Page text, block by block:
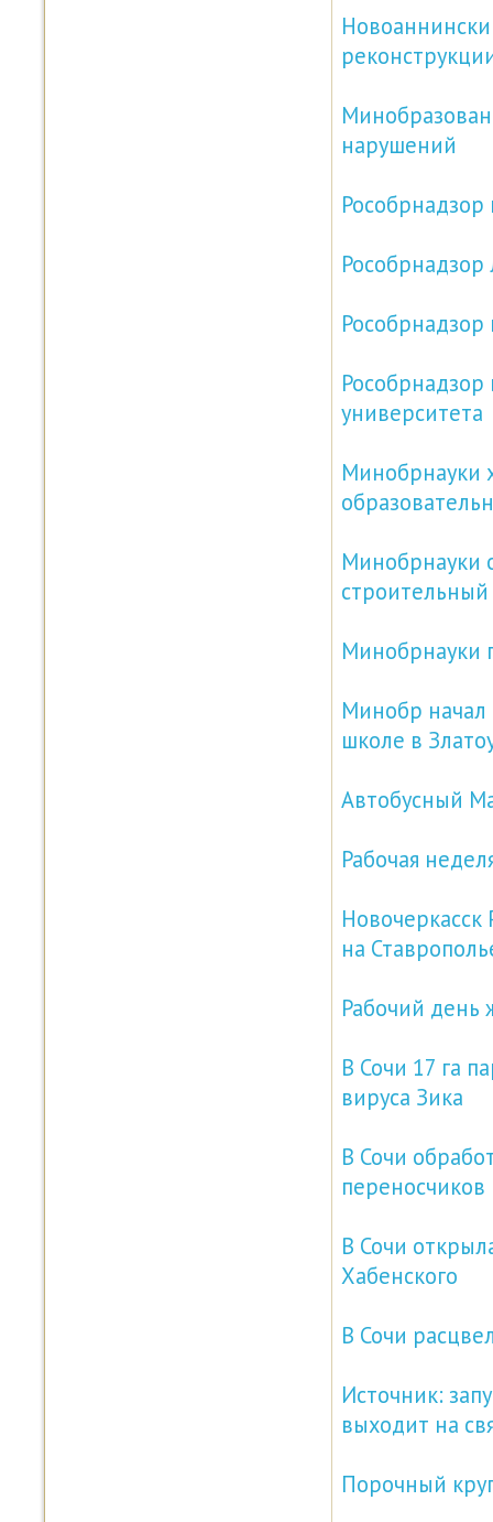
нарушений
Рособрнадзор
университета
Минобрнауки
Минобрнауки
Минобрнауки
Минобр начал
школе в
Автобусный
Рабочая
на
Рабочий
В Сочи 17 га
вируса Зика
В Сочи
переносчиков
В Сочи
Хабенского
В Сочи
Источник:
выходит на
Порочный